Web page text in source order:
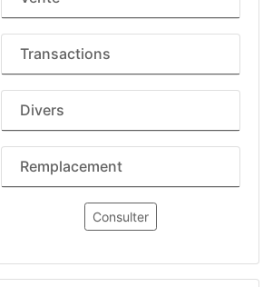
Transactions
Divers
Remplacement
Consulter